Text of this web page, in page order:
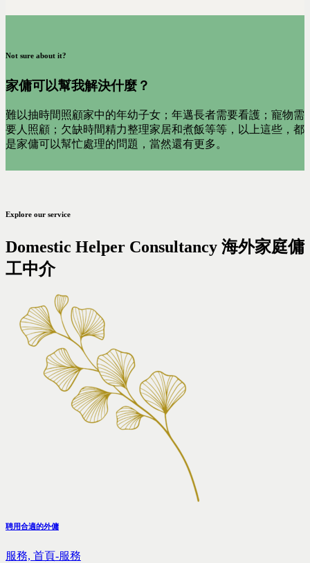
Not sure about it?
家傭可以幫我解決什麼？
難以抽時間照顧家中的年幼子女；年邁長者需要看護；寵物需
要人照顧；欠缺時間精力整理家居和煮飯等等，以上這些，都
是家傭可以幫忙處理的問題，當然還有更多。
Explore our service
Domestic Helper Consultancy 海外家庭傭
工中介
聘用合適的外傭
服務, 首頁-服務